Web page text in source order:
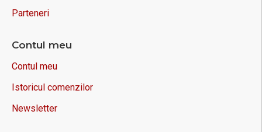
Parteneri
Contul meu
Contul meu
Istoricul comenzilor
Newsletter